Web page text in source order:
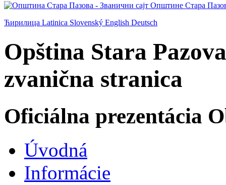
Ћирилица Latinica Slovenský English Deutsch
Opština Stara
zvanična stranica
Oficiálna prezentácia
Úvodná
Informácie